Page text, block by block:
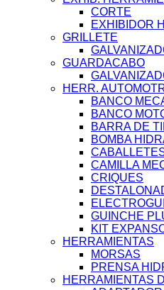
CORTE
EXHIBIDOR
GRILLETE
GUARDACABO
HERR.
BANCO
BANCO
BARRA DE
BOMBA
CAMILLA
CRIQUES
GUINCHE
KIT
HERRAMIENTAS
MORSAS
PRENSA
HERRAMIENTAS